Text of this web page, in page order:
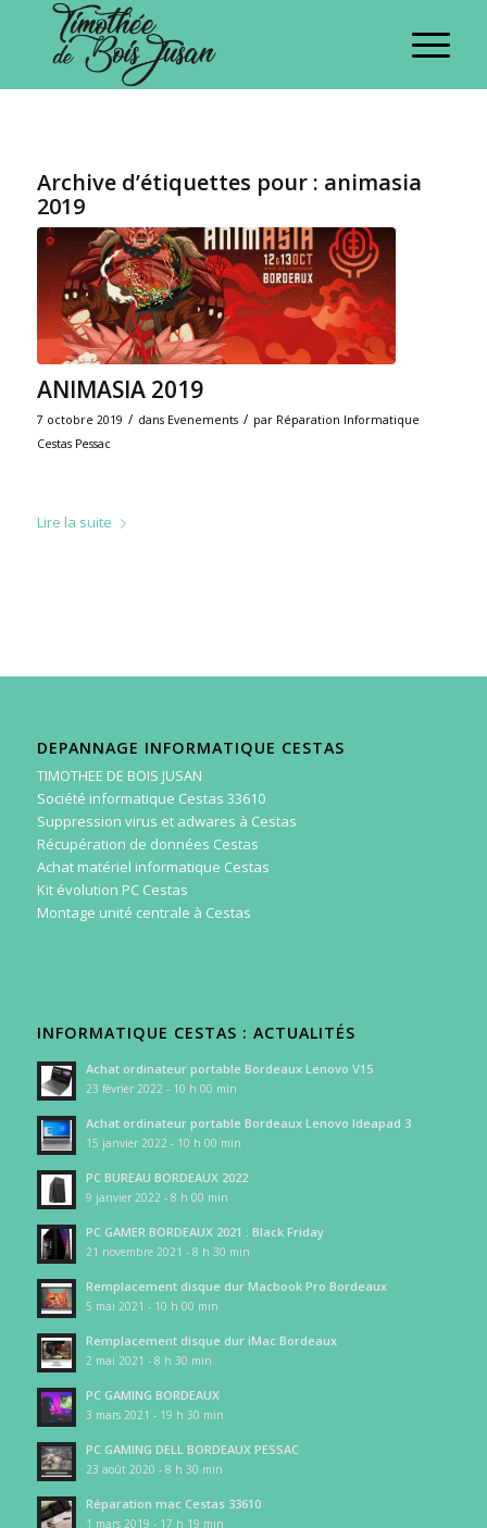
Archive d’étiquettes pour : animasia
2019
ANIMASIA 2019
7 octobre 2019 / dans Evenements / par Réparation Informatique
Cestas Pessac
Lire la suite
DEPANNAGE INFORMATIQUE CESTAS
TIMOTHEE DE BOIS JUSAN
Société informatique Cestas 33610
Suppression virus et adwares à Cestas
Récupération de données Cestas
Achat matériel informatique Cestas
Kit évolution PC Cestas
Montage unité centrale à Cestas
INFORMATIQUE CESTAS : ACTUALITÉS
Achat ordinateur portable Bordeaux Lenovo V15
23 février 2022 - 10 h 00 min
Achat ordinateur portable Bordeaux Lenovo Ideapad 3
15 janvier 2022 - 10 h 00 min
PC BUREAU BORDEAUX 2022
9 janvier 2022 - 8 h 00 min
PC GAMER BORDEAUX 2021 : Black Friday
21 novembre 2021 - 8 h 30 min
Remplacement disque dur Macbook Pro Bordeaux
5 mai 2021 - 10 h 00 min
Remplacement disque dur iMac Bordeaux
2 mai 2021 - 8 h 30 min
PC GAMING BORDEAUX
3 mars 2021 - 19 h 30 min
PC GAMING DELL BORDEAUX PESSAC
23 août 2020 - 8 h 30 min
Réparation mac Cestas 33610
1 mars 2019 - 17 h 19 min